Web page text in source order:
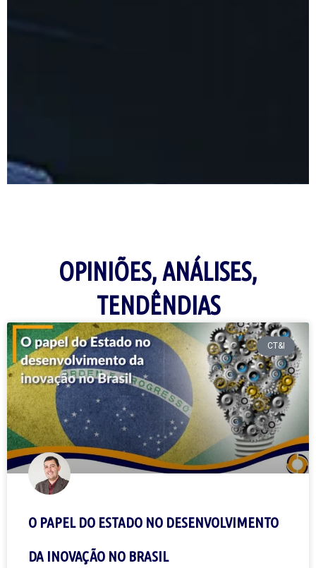
OPINIÕES, ANÁLISES,
TENDÊNDIAS
CT&I
O PAPEL DO ESTADO NO DESENVOLVIMENTO
DA INOVAÇÃO NO BRASIL